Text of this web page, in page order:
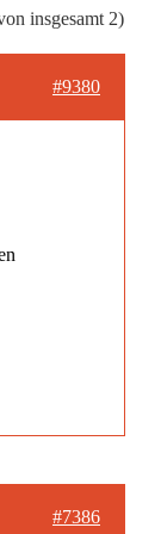
insgesamt 2)
#9380
#7386